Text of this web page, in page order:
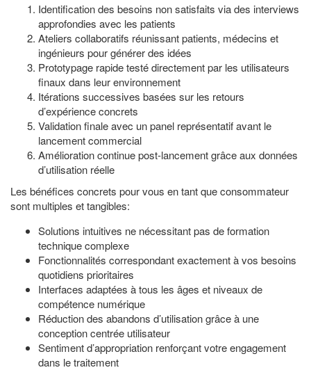
Identification des besoins non satisfaits via des interviews
approfondies avec les patients
Ateliers collaboratifs réunissant patients, médecins et
ingénieurs pour générer des idées
Prototypage rapide testé directement par les utilisateurs
finaux dans leur environnement
Itérations successives basées sur les retours
d’expérience concrets
Validation finale avec un panel représentatif avant le
lancement commercial
Amélioration continue post-lancement grâce aux données
d’utilisation réelle
Les bénéfices concrets pour vous en tant que consommateur
sont multiples et tangibles:
Solutions intuitives ne nécessitant pas de formation
technique complexe
Fonctionnalités correspondant exactement à vos besoins
quotidiens prioritaires
Interfaces adaptées à tous les âges et niveaux de
compétence numérique
Réduction des abandons d’utilisation grâce à une
conception centrée utilisateur
Sentiment d’appropriation renforçant votre engagement
dans le traitement